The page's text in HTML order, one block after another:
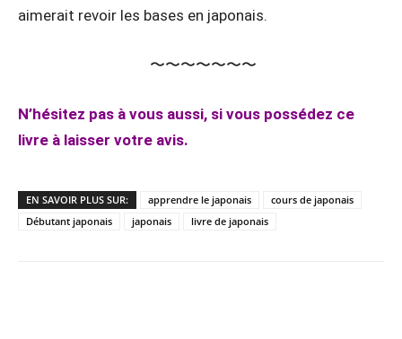
aimerait revoir les bases en japonais.
〜〜〜〜〜〜〜
N’hésitez pas à vous aussi, si vous possédez ce
livre à laisser votre avis.
EN SAVOIR PLUS SUR: apprendre le japonais
cours de japonais
Débutant japonais
japonais livre de japonais